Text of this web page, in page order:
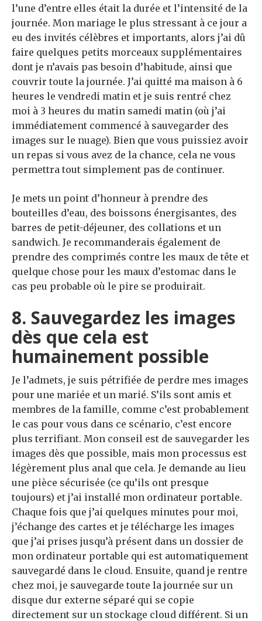
l’une d’entre elles était la durée et l’intensité de la
journée. Mon mariage le plus stressant à ce jour a
eu des invités célèbres et importants, alors j’ai dû
faire quelques petits morceaux supplémentaires
dont je n’avais pas besoin d’habitude, ainsi que
couvrir toute la journée. J’ai quitté ma maison à 6
heures le vendredi matin et je suis rentré chez
moi à 3 heures du matin samedi matin (où j’ai
immédiatement commencé à sauvegarder des
images sur le nuage). Bien que vous puissiez avoir
un repas si vous avez de la chance, cela ne vous
permettra tout simplement pas de continuer.
Je mets un point d’honneur à prendre des
bouteilles d’eau, des boissons énergisantes, des
barres de petit-déjeuner, des collations et un
sandwich. Je recommanderais également de
prendre des comprimés contre les maux de tête et
quelque chose pour les maux d’estomac dans le
cas peu probable où le pire se produirait.
8. Sauvegardez les images
dès que cela est
humainement possible
Je l’admets, je suis pétrifiée de perdre mes images
pour une mariée et un marié. S’ils sont amis et
membres de la famille, comme c’est probablement
le cas pour vous dans ce scénario, c’est encore
plus terrifiant. Mon conseil est de sauvegarder les
images dès que possible, mais mon processus est
légèrement plus anal que cela. Je demande au lieu
une pièce sécurisée (ce qu’ils ont presque
toujours) et j’ai installé mon ordinateur portable.
Chaque fois que j’ai quelques minutes pour moi,
j’échange des cartes et je télécharge les images
que j’ai prises jusqu’à présent dans un dossier de
mon ordinateur portable qui est automatiquement
sauvegardé dans le cloud. Ensuite, quand je rentre
chez moi, je sauvegarde toute la journée sur un
disque dur externe séparé qui se copie
directement sur un stockage cloud différent. Si un